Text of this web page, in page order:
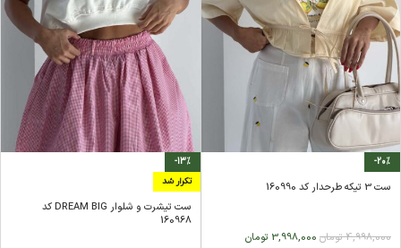
-20%
ست 3 تیکه طرحدار کد 160990
4,998,000تومان 3,998,000 تومان
-13%
تکرار شد
ست تیشرت و شلوار DREAM BIG کد
160968